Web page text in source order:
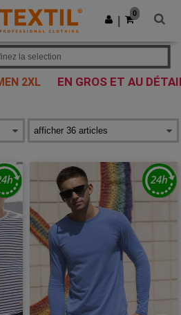
!
Obtenir l'appli
0
2XL EN GROS ET AU
la selection